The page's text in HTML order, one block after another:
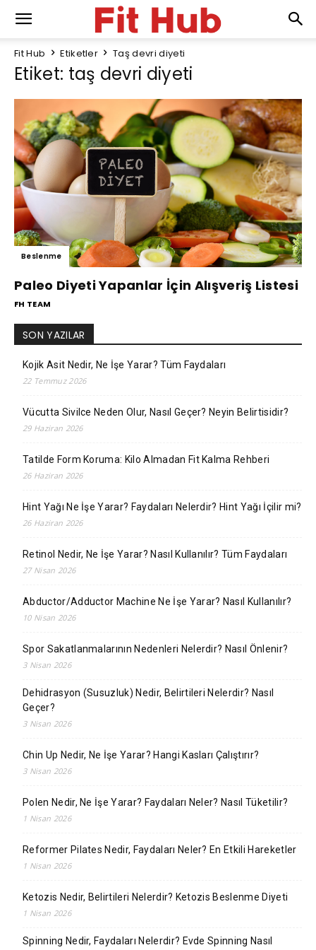
Fit Hub Etiketler Taş devri diyeti
Etiket: taş devri diyeti
Beslenme
Paleo Diyeti Yapanlar İçin Alışveriş Listesi
FH TEAM
SON YAZILAR
Kojik Asit Nedir, Ne İşe Yarar? Tüm Faydaları
22 Temmuz 2026
Vücutta Sivilce Neden Olur, Nasıl Geçer? Neyin Belirtisidir?
29 Haziran 2026
Tatilde Form Koruma: Kilo Almadan Fit Kalma Rehberi
26 Haziran 2026
Hint Yağı Ne İşe Yarar? Faydaları Nelerdir? Hint Yağı İçilir mi?
26 Haziran 2026
Retinol Nedir, Ne İşe Yarar? Nasıl Kullanılır? Tüm Faydaları
27 Nisan 2026
Abductor/Adductor Machine Ne İşe Yarar? Nasıl Kullanılır?
10 Nisan 2026
Spor Sakatlanmalarının Nedenleri Nelerdir? Nasıl Önlenir?
3 Nisan 2026
Dehidrasyon (Susuzluk) Nedir, Belirtileri Nelerdir? Nasıl
Geçer?
3 Nisan 2026
Chin Up Nedir, Ne İşe Yarar? Hangi Kasları Çalıştırır?
3 Nisan 2026
Polen Nedir, Ne İşe Yarar? Faydaları Neler? Nasıl Tüketilir?
1 Nisan 2026
Reformer Pilates Nedir, Faydaları Neler? En Etkili Hareketler
1 Nisan 2026
Ketozis Nedir, Belirtileri Nelerdir? Ketozis Beslenme Diyeti
1 Nisan 2026
Spinning Nedir, Faydaları Nelerdir? Evde Spinning Nasıl